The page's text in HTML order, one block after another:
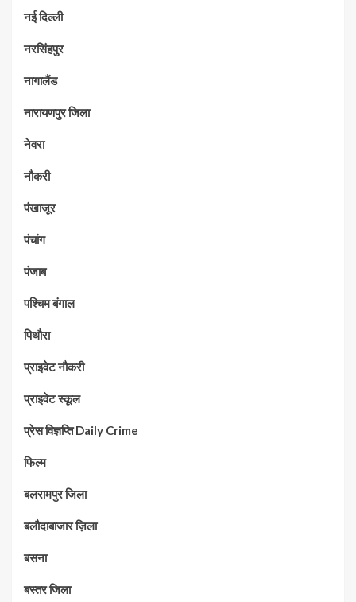
नई दिल्ली
नरसिंहपुर
नागालैंड
नारायणपुर जिला
नेवरा
नौकरी
पंखाजूर
पंचांग
पंजाब
पश्चिम बंगाल
पिथौरा
प्राइवेट नौकरी
प्राइवेट स्कूल
प्रेस विज्ञप्ति Daily Crime
फिल्म
बलरामपुर जिला
बलौदाबाजार ज़िला
बसना
बस्तर जिला